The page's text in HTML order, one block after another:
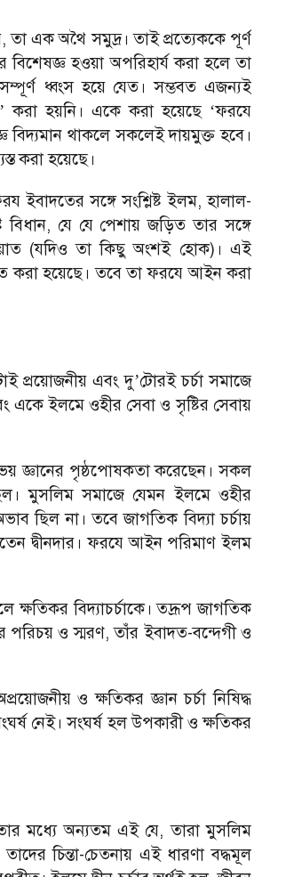
তা এক অথৈ সমুদ্র। তাই প্রত্যেককে পূর্ণ
হওয়া অপরিহার্য করা হলে তা
ধ্বংস হয়ে যেত। সম্ভবত এজন্যই
’ করা হয়নি। একে করা হয়েছে ‘ফরযে
বিদ্যমান থাকলে সকলেই দায়মুক্ত হবে।
করা হয়েছে।
সঙ্গে সংশ্লিষ্ট ইলম, হালাল-
বিধান, যে যে পেশায় জড়িত তার সঙ্গে
(যদিও তা কিছু অংশই হোক)। এই
করা হয়েছে। তবে তা ফরযে আইন করা
প্রয়োজনীয় এবং দু’টোরই চর্চা সমাজে
একে ইলমে ওহীর সেবা ও সৃষ্টির সেবায়
জ্ঞানের পৃষ্ঠপোষকতা করেছেন। সকল
মুসলিম সমাজে যেমন ইলমে ওহীর
ছিল না। তবে জাগতিক বিদ্যা চর্চায়
দ্বীনদার। ফরযে আইন পরিমাণ ইলম
ক্ষতিকর বিদ্যাচর্চাকে। তদ্রূপ জাগতিক
পরিচয় ও স্মরণ, তাঁর ইবাদত-বন্দেগী ও
ও ক্ষতিকর জ্ঞান চর্চা নিষিদ্ধ
নেই। সংঘর্ষ হল উপকারী ও ক্ষতিকর
মধ্যে অন্যতম এই যে, তারা মুসলিম
চিন্তা-চেতনায় এই ধারণা বদ্ধমূল